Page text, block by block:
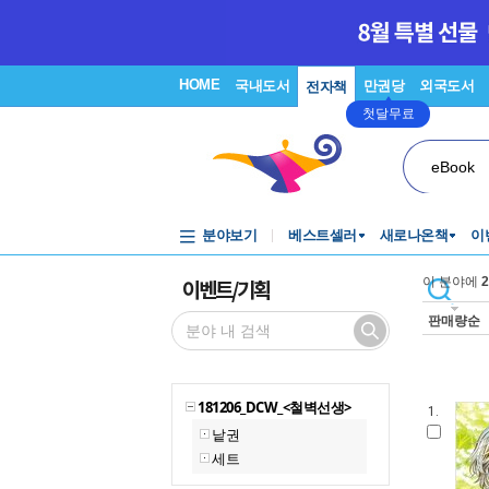
HOME 국내도서 전자책 만권당
첫달무료
외국도서
eBook
분야보기 베스트셀러 새로나온책 이
이벤트/기획
181206_DCW_<철벽선생>
낱권
세트
이 분야에 2
판매량순
1.